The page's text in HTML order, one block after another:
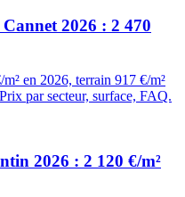
2026 : 2 470
en 2026, terrain 917 €/m²
par secteur, surface, FAQ.
2026 : 2 120 €/m²